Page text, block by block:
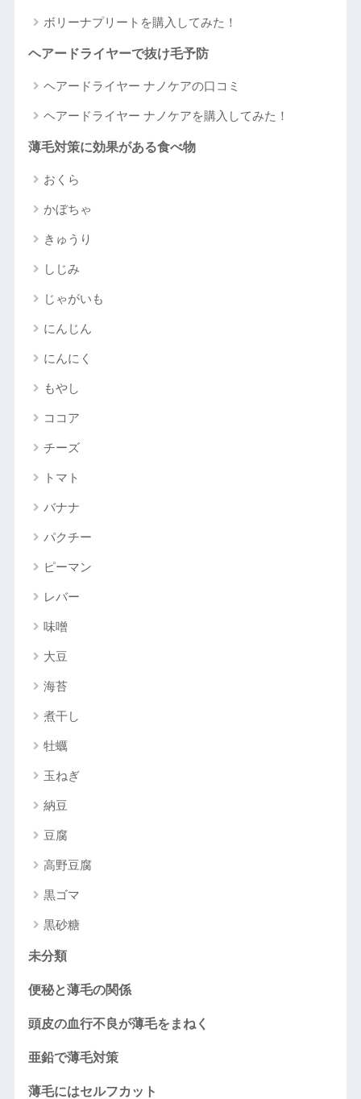
ボリーナプリートを購入してみた！
ヘアードライヤーで抜け毛予防
ヘアードライヤー ナノケアの口コミ
ヘアードライヤー ナノケアを購入してみた！
薄毛対策に効果がある食べ物
おくら
かぼちゃ
きゅうり
しじみ
じゃがいも
にんじん
にんにく
もやし
ココア
チーズ
トマト
バナナ
パクチー
ピーマン
レバー
味噌
大豆
海苔
煮干し
牡蠣
玉ねぎ
納豆
豆腐
高野豆腐
黒ゴマ
黒砂糖
未分類
便秘と薄毛の関係
頭皮の血行不良が薄毛をまねく
亜鉛で薄毛対策
薄毛にはセルフカット